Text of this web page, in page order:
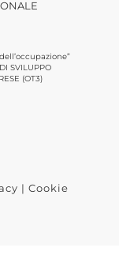
SVILUPPO
(OT3)
| Cookie